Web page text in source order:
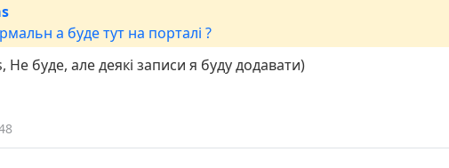
а буде тут на порталі ?
Не буде, але деякі записи я буду додавати)